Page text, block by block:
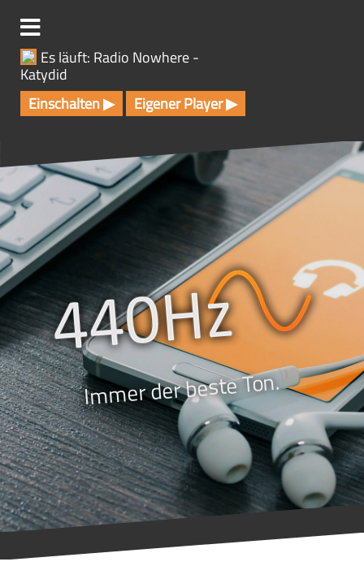
s
r
i
n
g
e
n
Es läuft: Radio Nowhere -
Katydid
Einschalten ▶
Eigener Player ▶
Immer der beste Ton.